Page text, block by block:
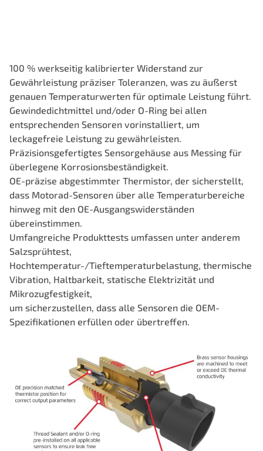
100 % werkseitig kalibrierter Widerstand zur
Gewährleistung präziser Toleranzen, was zu äußerst
genauen Temperaturwerten für optimale Leistung führt.
Gewindedichtmittel und/oder O-Ring bei allen
entsprechenden Sensoren vorinstalliert, um
leckagefreie Leistung zu gewährleisten.
Präzisionsgefertigtes Sensorgehäuse aus Messing für
überlegene Korrosionsbeständigkeit.
OE-präzise abgestimmter Thermistor, der sicherstellt,
dass Motorad-Sensoren über alle Temperaturbereiche
hinweg mit den OE-Ausgangswiderständen
übereinstimmen.
Umfangreiche Produkttests umfassen unter anderem
Salzsprühtest,
Hochtemperatur-/Tieftemperaturbelastung, thermische
Vibration, Haltbarkeit, statische Elektrizität und
Mikrozugfestigkeit,
um sicherzustellen, dass alle Sensoren die OEM-
Spezifikationen erfüllen oder übertreffen.